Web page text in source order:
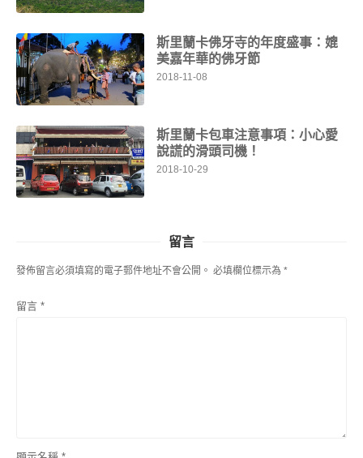
斯里蘭卡佛牙寺的年度盛事：媲
美嘉年華的佛牙節
2018-11-08
斯里蘭卡包車注意事項：小心愛
說謊的滑頭司機！
2018-10-29
留言
發佈留言必須填寫的電子郵件地址不會公開。 必填欄位標示為 *
留言 *